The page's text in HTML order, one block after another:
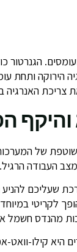
הגנרטור
ותחת
האנרגיה
של
להניע
במיוחד
מהנדס חשמל